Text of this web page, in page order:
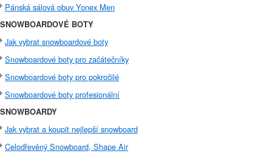
Pánská sálová obuv Yonex Men
SNOWBOARDOVÉ BOTY
Jak vybrat snowboardové boty
Snowboardové boty pro začátečníky
Snowboardové boty pro pokročilé
Snowboardové boty profesionální
SNOWBOARDY
Jak vybrat a koupit nejlepší snowboard
Celodřevěný Snowboard, Shape Air